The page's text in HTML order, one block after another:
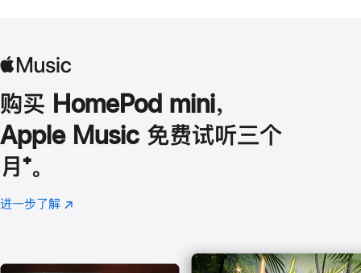
购买 HomePod mini，
Apple Music 免费试听三个
月 脚
注
⁺。
进一步了解 Apple
(在
口